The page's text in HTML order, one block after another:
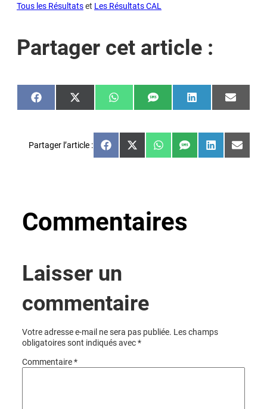
Tous les Résultatset Les Résultats CAL
Partager cet article :
Share
on
Share
on
Share
on
Share
on
Share
on
Share
on
Partager l’article :
Share
on
Share
on
Share
on
Share
on
Share
on
Share
on
Commentaires
Laisser un
commentaire
Votre adresse e-mail ne sera pas publiée. Les champs
obligatoires sont indiqués avec*
Commentaire*